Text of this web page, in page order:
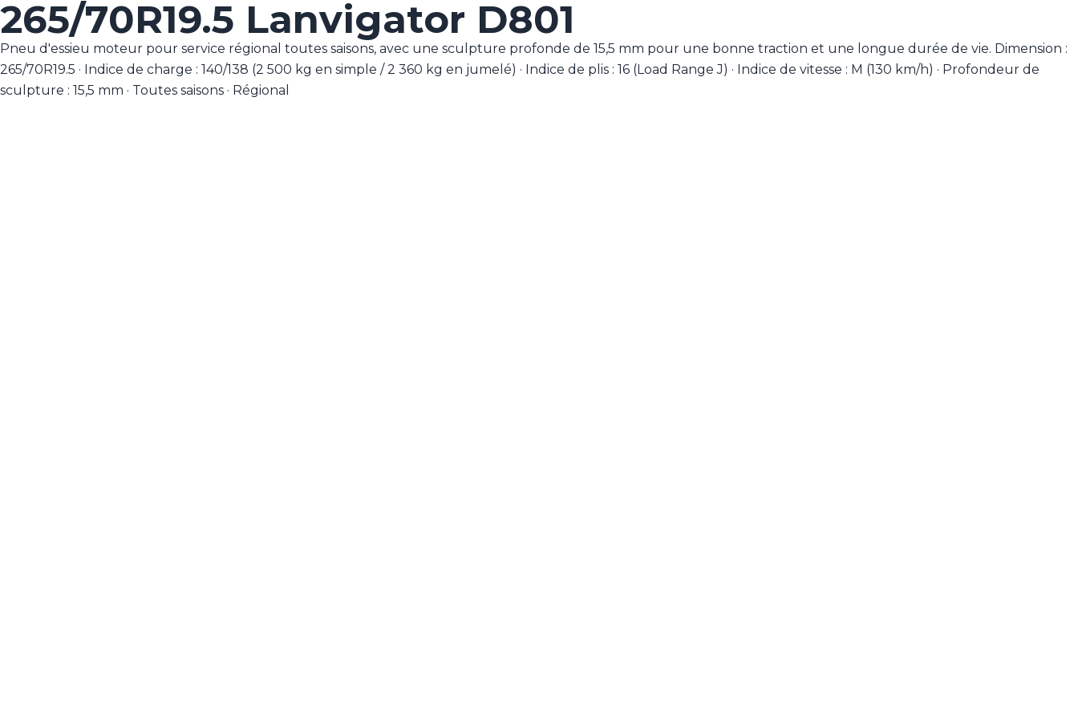
265/70R19.5 Lanvigator D801
Pneu d'essieu moteur pour service régional toutes saisons, avec une sculpture profonde de 15,5 mm pour une bonne traction et une longue durée de vie. Dimension :
265/70R19.5 · Indice de charge : 140/138 (2 500 kg en simple / 2 360 kg en jumelé) · Indice de plis : 16 (Load Range J) · Indice de vitesse : M (130 km/h) · Profondeur de
sculpture : 15,5 mm · Toutes saisons · Régional